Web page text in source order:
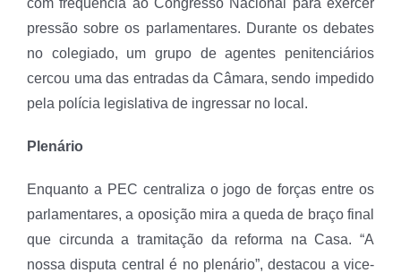
com frequência ao Congresso Nacional para exercer
pressão sobre os parlamentares. Durante os debates
no colegiado, um grupo de agentes penitenciários
cercou uma das entradas da Câmara, sendo impedido
pela polícia legislativa de ingressar no local.
Plenário
Enquanto a PEC centraliza o jogo de forças entre os
parlamentares, a oposição mira a queda de braço final
que circunda a tramitação da reforma na Casa. “A
nossa disputa central é no plenário”, destacou a vice-